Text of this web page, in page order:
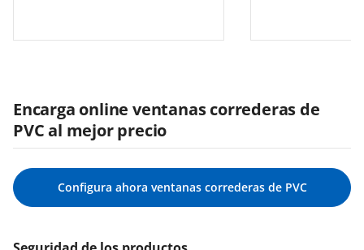
Encarga online ventanas correderas de
PVC al mejor precio
Configura ahora ventanas correderas de PVC